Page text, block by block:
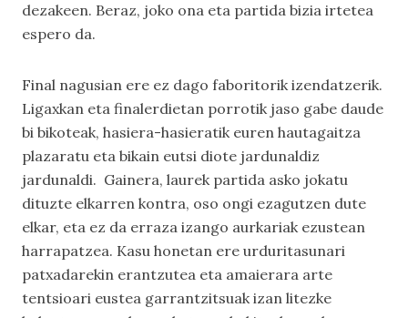
dezakeen. Beraz, joko ona eta partida bizia irtetea
espero da.
Final nagusian ere ez dago faboritorik izendatzerik.
Ligaxkan eta finalerdietan porrotik jaso gabe daude
bi bikoteak, hasiera-hasieratik euren hautagaitza
plazaratu eta bikain eutsi diote jardunaldiz
jardunaldi. Gainera, laurek partida asko jokatu
dituzte elkarren kontra, oso ongi ezagutzen dute
elkar, eta ez da erraza izango aurkariak ezustean
harrapatzea. Kasu honetan ere urduritasunari
patxadarekin erantzutea eta amaierara arte
tentsioari eustea garrantzitsuak izan litezke